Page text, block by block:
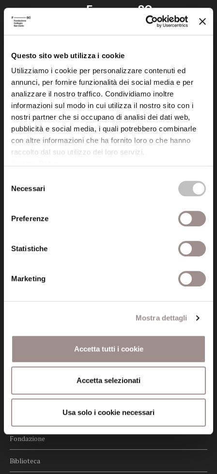
Questo sito web utilizza i cookie
Utilizziamo i cookie per personalizzare contenuti ed
annunci, per fornire funzionalità dei social media e per
analizzare il nostro traffico. Condividiamo inoltre
informazioni sul modo in cui utilizza il nostro sito con i
nostri partner che si occupano di analisi dei dati web,
pubblicità e social media, i quali potrebbero combinarle
con altre informazioni che ha fornito loro o che hanno
raccolto dal suo utilizzo dei loro servizi.
delNecessari
Preferenze
Statistiche
Marketing
Mostra dettagli
Accetta tutti i cookie
Accetta selezionati
Usa solo i cookie necessari
Fondazione Collegio San Carlo
Via San Carlo 5
41121 Modena (MO)
P.I. 00641060363
tel. 059.421211
info@fondazionesancarlo.it
fondazionecollegiosancarlo@legalmail.it
Whistleblowing
Menu
Fondazione
Biblioteca